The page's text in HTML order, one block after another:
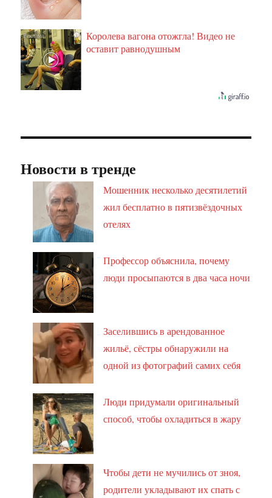
i
Королева вагона отожгла! Видео не
оставит равнодушным
Новости в тренде
Мошенник несколько десятилетий
жил бесплатно в пятизвёздочных
отелях
Профессор объяснила, почему
люди просыпаются в два часа ночи
Заселившись в арендованное
жильё, сёстры обнаружили на
одной из фотографий самих себя
Люди придумали оригинальный
способ, чтобы охладиться в жару
Чтобы дети не мучились от зноя,
родители укладывают их спать с